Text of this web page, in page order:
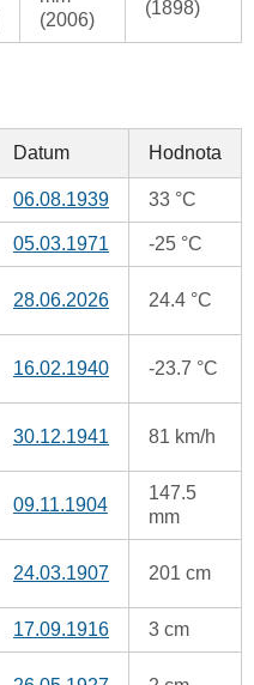
(2006)
(1898)
Datum Hodnota
06.08.1939 33 °C
05.03.1971 -25 °C
28.06.2026 24.4 °C
16.02.1940 -23.7 °C
30.12.1941 81 km/h
09.11.1904
147.5
mm
24.03.1907 201 cm
17.09.1916 3 cm